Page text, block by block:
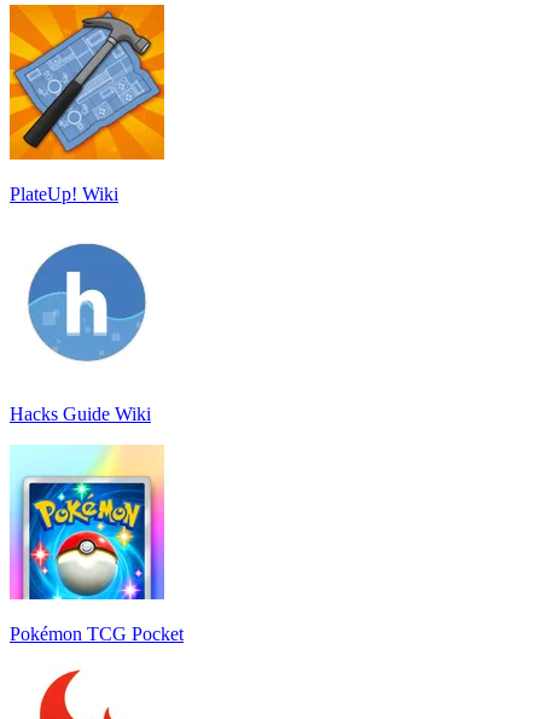
PlateUp! Wiki
Hacks Guide Wiki
Pokémon TCG Pocket